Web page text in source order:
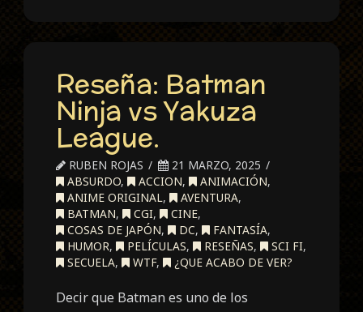
Reseña: Batman
Ninja vs Yakuza
League.
RUBEN ROJAS
21 MARZO, 2025
ABSURDO, ACCION, ANIMACIÓN,
ANIME ORIGINAL, AVENTURA,
BATMAN, CGI, CINE,
COSAS DE JAPÓN, DC, FANTASÍA,
HUMOR, PELÍCULAS, RESEÑAS, SCI FI,
SECUELA, WTF, ¿QUE ACABO DE VER?
Decir que Batman es uno de los